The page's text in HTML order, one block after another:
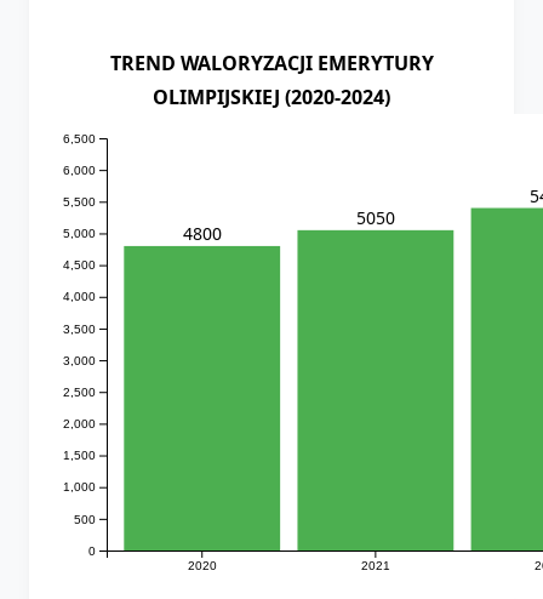
TREND WALORYZACJI EMERYTURY
OLIMPIJSKIEJ (2020-2024)
2020 2021
0
500
1,000
1,500
2,000
2,500
3,000
3,500
4,000
4,500
5,000
5,500
6,000
6,500
4800
5050